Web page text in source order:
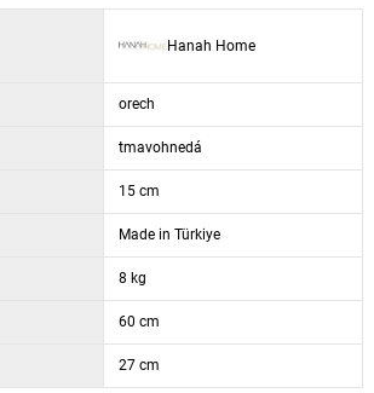
Hanah Home
orech
tmavohnedá
15 cm
Made in Türkiye
8 kg
60 cm
27 cm